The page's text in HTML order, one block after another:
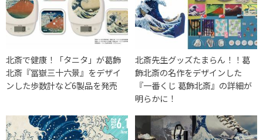
北斎で健康！「タニタ」が葛飾
北斎『冨嶽三十六景』をデザイ
ンした歩数計など6製品を発売
北斎先生グッズたまらん！！葛
飾北斎の名作をデザインした
『一番くじ 葛飾北斎』の詳細が
明らかに！